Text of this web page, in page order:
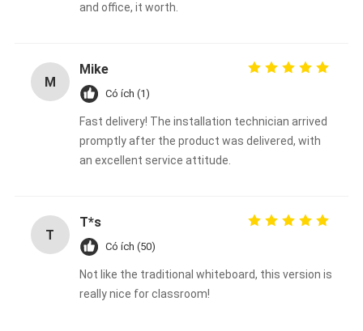
and office, it worth.
M
Mike
Có ích (1)
Fast delivery! The installation technician arrived
promptly after the product was delivered, with
an excellent service attitude.
T
T*s
Có ích (50)
Not like the traditional whiteboard, this version is
really nice for classroom!